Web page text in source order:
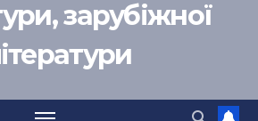
зарубіжної